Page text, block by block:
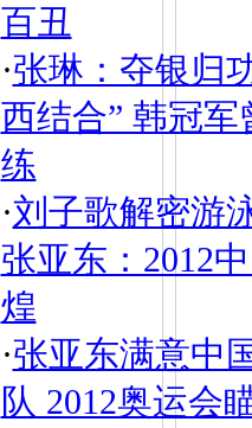
百丑
·张琳：夺银归
西结合” 韩冠军
练
·刘子歌解密游
张亚东：2012
煌
·张亚东满意中
队 2012奥运会